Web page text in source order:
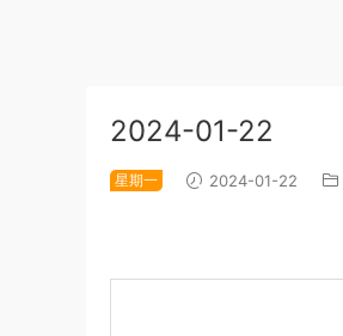
2024-01-22
星期一 2024-01-22